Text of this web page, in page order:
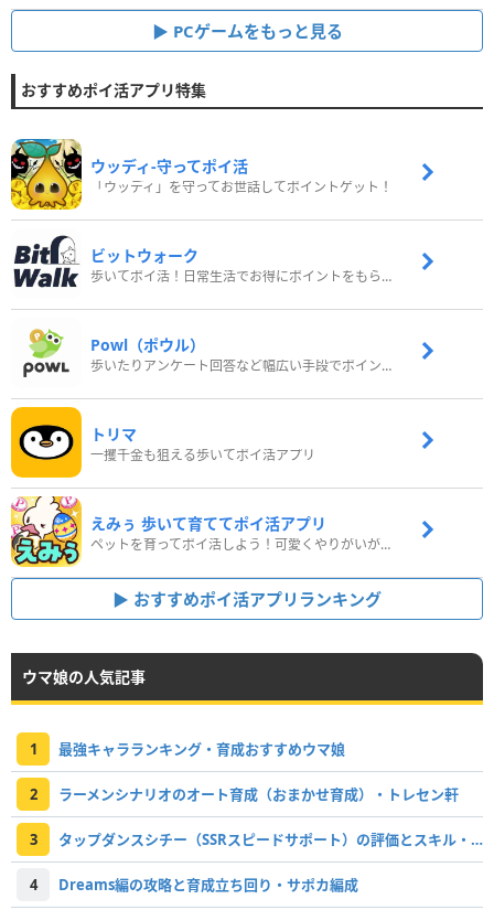
PCゲームをもっと見る
おすすめポイ活アプリ特集
ウッディ‐守ってポイ活
「ウッディ」を守ってお世話してポイントゲット！
ビットウォーク
歩いてポイ活！日常生活でお得にポイントをもらおう
Powl（ポウル）
歩いたりアンケート回答など幅広い手段でポイントをゲット
トリマ
一攫千金も狙える歩いてポイ活アプリ
えみぅ 歩いて育ててポイ活アプリ
ペットを育ってポイ活しよう！可愛くやりがいがある新感覚アプリ
おすすめポイ活アプリランキング
ウマ娘の人気記事
1 最強キャラランキング・育成おすすめウマ娘
2 ラーメンシナリオのオート育成（おまかせ育成）・トレセン軒
3 タップダンスシチー（SSRスピードサポート）の評価とスキル・引くべき？
4 Dreams編の攻略と育成立ち回り・サポカ編成